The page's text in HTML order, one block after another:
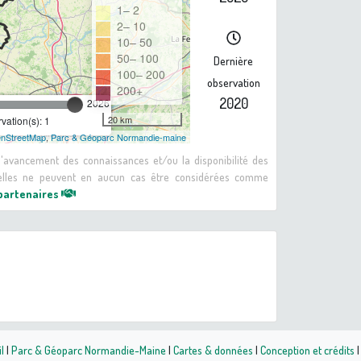
2026
1
1– 2
2– 10
10– 50
50– 100
100– 200
200+
20 km
,Parc & Géoparc Normandie-maine
Dernière
observation
2020
des connaissances et/ou la disponibilité des
ne peuvent en aucun cas être considérées comme
| Parc & Géoparc Normandie-Maine | Cartes & données | Conception et crédits |